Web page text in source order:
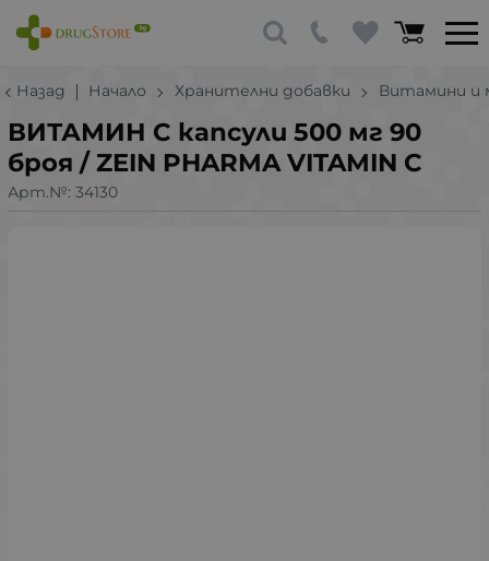
Назад Начало Хранителни добавки Витамини и
ВИТАМИН C капсули 500 мг 90
броя / ZEIN PHARMA VITAMIN C
Арт.№: 34130